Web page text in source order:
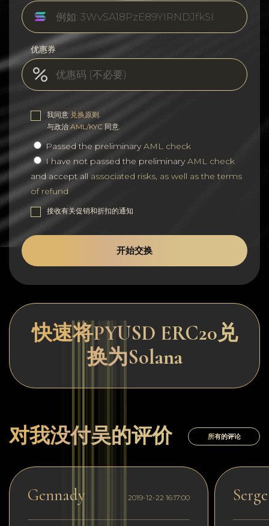
优惠券
我同意 兑换原则
与政治 AML/KYC 同意.
Passed the preliminaryAML check
I have not passed the preliminaryAML check
and accept allassociated risks, as well as the terms
of refund
接收有关促销和折扣的通知
开始交换
快速将PYUSD ERC20兑
换为Solana
对我没付吴的评价 所有的评论
Gennady 2019-12-22 16:17:00